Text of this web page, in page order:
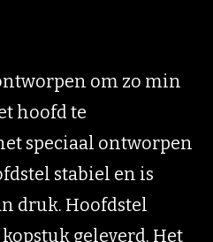
om zo min
hoofd te
speciaal ontworpen
stabiel en is
druk. Hoofdstel
geleverd. Het